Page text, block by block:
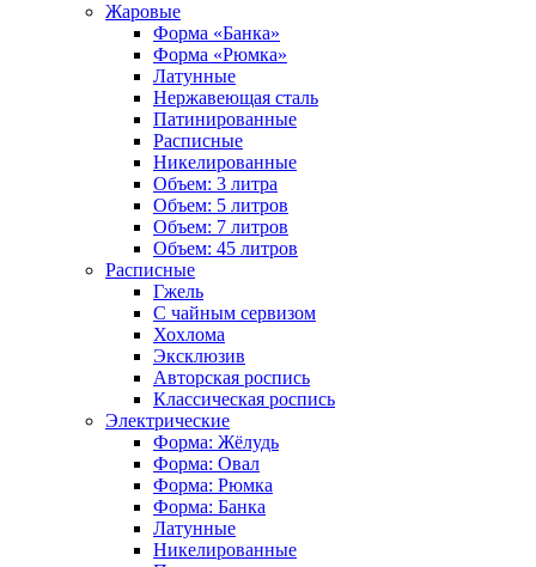
Жаровые
Форма «Банка»
Форма «Рюмка»
Латунные
Нержавеющая сталь
Патинированные
Расписные
Никелированные
Объем: 3 литра
Объем: 5 литров
Объем: 7 литров
Объем: 45 литров
Расписные
Гжель
С чайным сервизом
Хохлома
Эксклюзив
Авторская роспись
Классическая роспись
Электрические
Форма: Жёлудь
Форма: Овал
Форма: Рюмка
Форма: Банка
Латунные
Никелированные